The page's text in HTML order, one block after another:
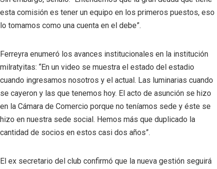
esta comisión es tener un equipo en los primeros puestos, eso
lo tomamos como una cuenta en el debe”.
Ferreyra enumeró los avances institucionales en la institución
milratyitas: “En un video se muestra el estado del estadio
cuando ingresamos nosotros y el actual. Las luminarias cuando
se cayeron y las que tenemos hoy. El acto de asunción se hizo
en la Cámara de Comercio porque no teníamos sede y éste se
hizo en nuestra sede social. Hemos más que duplicado la
cantidad de socios en estos casi dos años”.
El ex secretario del club confirmó que la nueva gestión seguirá